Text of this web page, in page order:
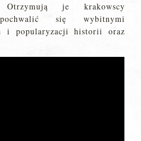
Otrzymują je krakowscy
się wybitnymi
i popularyzacji historii oraz